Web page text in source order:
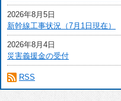
2026年8月5日
新幹線工事状況（7月1日現在）
2026年8月4日
災害義援金の受付
RSS